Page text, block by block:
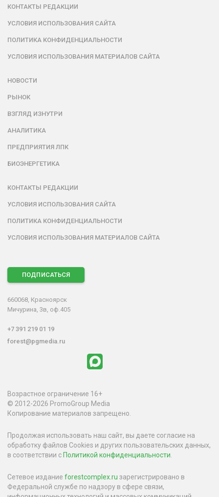
КОНТАКТЫ РЕДАКЦИИ
УСЛОВИЯ ИСПОЛЬЗОВАНИЯ САЙТА
ПОЛИТИКА КОНФИДЕНЦИАЛЬНОСТИ
УСЛОВИЯ ИСПОЛЬЗОВАНИЯ МАТЕРИАЛОВ САЙТА
НОВОСТИ
РЫНОК
ВЗГЛЯД ИЗНУТРИ
АНАЛИТИКА
ПРЕДПРИЯТИЯ ЛПК
БИОЭНЕРГЕТИКА
КОНТАКТЫ РЕДАКЦИИ
УСЛОВИЯ ИСПОЛЬЗОВАНИЯ САЙТА
ПОЛИТИКА КОНФИДЕНЦИАЛЬНОСТИ
УСЛОВИЯ ИСПОЛЬЗОВАНИЯ МАТЕРИАЛОВ САЙТА
ПОДПИСАТЬСЯ
660068, Красноярск
Мичурина, 3в, оф.405
+7 391 219 01 19
forest@pgmedia.ru
Возрастное ограничение 16+
© 2012-2026 PromoGroup Media
Копирование материалов запрещено.
Продолжая использовать наш сайт, вы даете согласие на
обработку файлов Cookies и других пользовательских данных,
в соответствии с Политикой конфиденциальности
Сетевое издание forestcomplex.ru зарегистрировано в
Федеральной службе по надзору в сфере связи,